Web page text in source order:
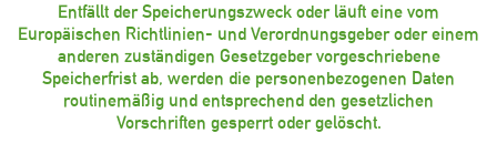
Entfällt der Speicherungszweck oder läuft eine vom
Europäischen Richtlinien- und Verordnungsgeber oder einem
anderen zuständigen Gesetzgeber vorgeschriebene
Speicherfrist ab, werden die personenbezogenen Daten
routinemäßig und entsprechend den gesetzlichen
Vorschriften gesperrt oder gelöscht.